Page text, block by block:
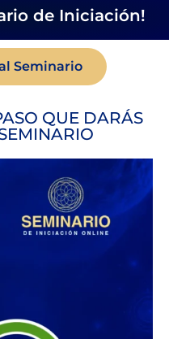
de Iniciación!
Seminario
QUE DARÁS